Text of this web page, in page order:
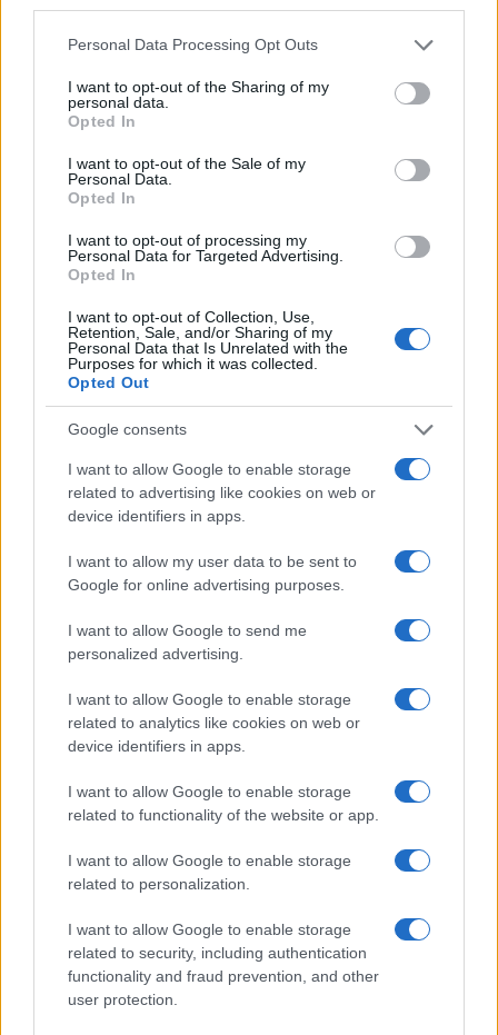
Please note that this website/app uses one or more Google
not limited to your visit or usage behaviour. You may click to
grant or deny consent to Google and its third-party tags to
use your data for below specified purposes in below Google
consent section.
Personal Data Processing Opt Outs
I want to opt-out of the Sharing of my
personal data.
Opted In
I want to opt-out of the Sale of my
Personal Data.
Opted In
I want to opt-out of processing my
Personal Data for Targeted Advertising.
Opted In
I want to opt-out of Collection, Use,
Retention, Sale, and/or Sharing of my
Personal Data that Is Unrelated with the
Purposes for which it was collected.
Opted Out
Google consents
I want to allow Google to enable storage
related to advertising like cookies on web or
device identifiers in apps.
I want to allow my user data to be sent to
Google for online advertising purposes.
I want to allow Google to send me
personalized advertising.
I want to allow Google to enable storage
related to analytics like cookies on web or
device identifiers in apps.
I want to allow Google to enable storage
related to functionality of the website or app.
I want to allow Google to enable storage
related to personalization.
I want to allow Google to enable storage
related to security, including authentication
functionality and fraud prevention, and other
user protection.
Kiállítás a 25 éves Ceredi Kortárs
Nemzetközi Művésztelep munkáiból
munkáiból nyílik szerdán kiállítás szentendrei MANK
Galériában, ahol többek között magyar, szlovák, lengyel,
japán és mongol művészek alkotásai is láthatók lesznek.
KÉPZŐ
Mi kék a kép!
A Kálmán Makláry Fine Arts A végtelen színe – kék
dimenziók a kortárs művészetben című kiállítás munkáit
színbeli rokonságuk fűzi egybe, de nemcsak az. A kék szín
csak ürügy, a munkák sok szempont szerint összefűzhetők.
Együtt pedig egyszerre szólnak az élet újraindulásáról, a
reményről, a jövőbe vetett bizalomról.
Személyesen – Soós Nóra festőművész
beszéljenek. Ezúttal Soós Nóra festő mesél néhány
alkotásáról.
KÉPZŐ
Hogy a kortárs művészet élmény legyen
A Godot Galéria 20. születésnapját egy nagyszabású
nyílt meg Óbuda szívében, a Goldberger gyár történelmi
helyszínén a Godot Kortárs Művészeti Intézet. Interjúnk az
intézmény vezetőjével.